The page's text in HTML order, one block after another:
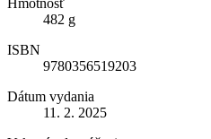
Hmotnosť
482 g
ISBN
9780356519203
Dátum vydania
11. 2. 2025